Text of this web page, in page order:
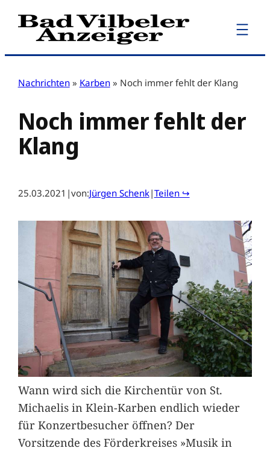
Zum
Inhalt
Nachrichten » Karben » Noch immer fehlt der Klang
Noch immer fehlt der
Klang
25.03.2021 |von:Jürgen Schenk|Teilen ↪
Wann wird sich die Kirchentür von St.
Michaelis in Klein-Karben endlich wieder
für Konzertbesucher öffnen? Der
Vorsitzende des Förderkreises »Musik in